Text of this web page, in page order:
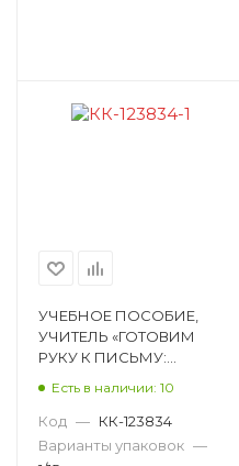
УЧЕБНОЕ ПОСОБИЕ,
УЧИТЕЛЬ «ГОТОВИМ
РУКУ К ПИСЬМУ:
ЗАДАНИЙ ДЛЯ
ДОШКОЛЬНИКОВ»,
ИЩУК 6648
Есть в наличии: 10
Код — КК-123834
Варианты упаковок —